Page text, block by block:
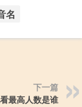
名
下一篇
最高人数是谁